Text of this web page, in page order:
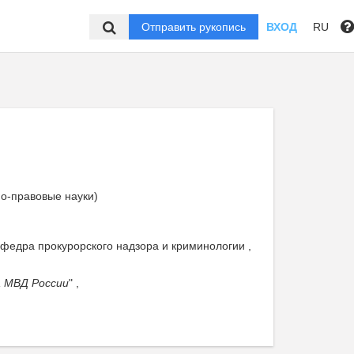
Отправить рукопись ВХОД RU
правовые науки)
прокурорского надзора и криминологии ,
МВД России" ,